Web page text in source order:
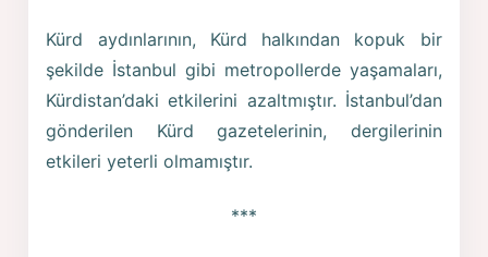
Kürd aydınlarının, Kürd halkından kopuk bir
şekilde İstanbul gibi metropollerde yaşamaları,
Kürdistan’daki etkilerini azaltmıştır. İstanbul’dan
gönderilen Kürd gazetelerinin, dergilerinin
etkileri yeterli olmamıştır.
***